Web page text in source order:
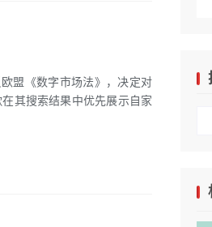
盟《数字市场法》，决定对
其搜索结果中优先展示自家